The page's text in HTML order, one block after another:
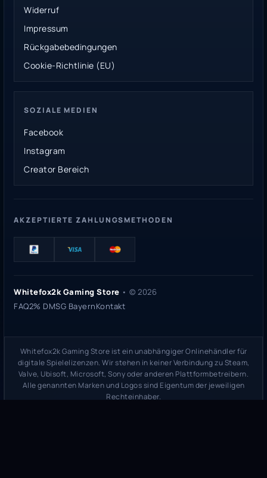
Widerruf
Impressum
Rückgabebedingungen
Cookie-Richtlinie (EU)
SOZIALE MEDIEN
Facebook
Instagram
Creator Bereich
AKZEPTIERTE ZAHLUNGSMETHODEN
Whitefox2k Gaming Store • © 2026
FAQ2% DMSG BayernKontakt
Whitefox2k Gaming Store ist ein unabhängiger Onlinehändler für
digitale Spielelizenzen. Wir stehen in keiner Verbindung zu Steam,
Valve, Ubisoft, Microsoft, Sony oder anderen Plattformbetreibern.
Alle genannten Marken und Logos sind Eigentum der jeweiligen
Rechteinhaber.